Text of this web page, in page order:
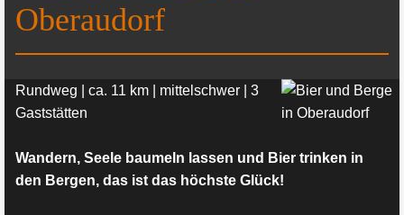
Oberaudorf
Rundweg | ca. 11 km | mittelschwer | 3
Gaststätten
Wandern, Seele baumeln lassen und Bier trinken in
den Bergen, das ist das höchste Glück!